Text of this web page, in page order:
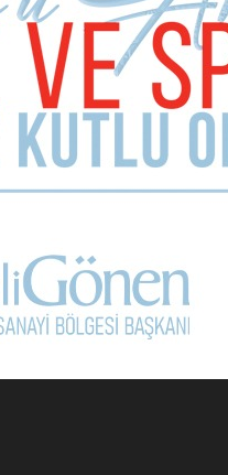
o’nun sözleri Erol’un
neler olacak?
Sonraki Makale
CHP Genel Başkanı olmalı mı?